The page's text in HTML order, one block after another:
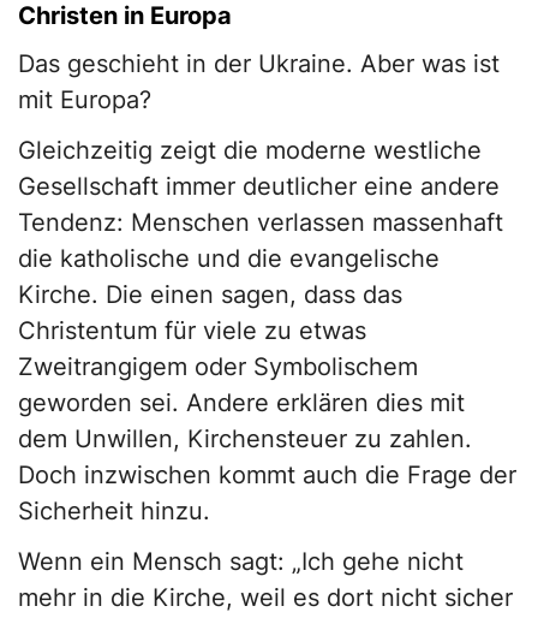
Christen in Europa
Das geschieht in der Ukraine. Aber was ist
mit Europa?
Gleichzeitig zeigt die moderne westliche
Gesellschaft immer deutlicher eine andere
Tendenz: Menschen verlassen massenhaft
die katholische und die evangelische
Kirche. Die einen sagen, dass das
Christentum für viele zu etwas
Zweitrangigem oder Symbolischem
geworden sei. Andere erklären dies mit
dem Unwillen, Kirchensteuer zu zahlen.
Doch inzwischen kommt auch die Frage der
Sicherheit hinzu.
Wenn ein Mensch sagt: „Ich gehe nicht
mehr in die Kirche, weil es dort nicht sicher